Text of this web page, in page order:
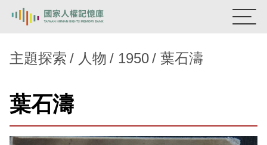
新生訓導處
主題探索
主題探索 人物 1950 葉石濤
葉石濤